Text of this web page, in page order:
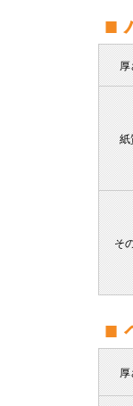
■
厚
紙
そ
■
厚